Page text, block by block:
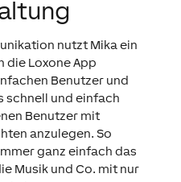
nutzt Mika ein
die Loxone App
Benutzer und
schnell und einfach
Benutzer mit
anzulegen. So
ganz einfach das
Musik und Co. mit nur